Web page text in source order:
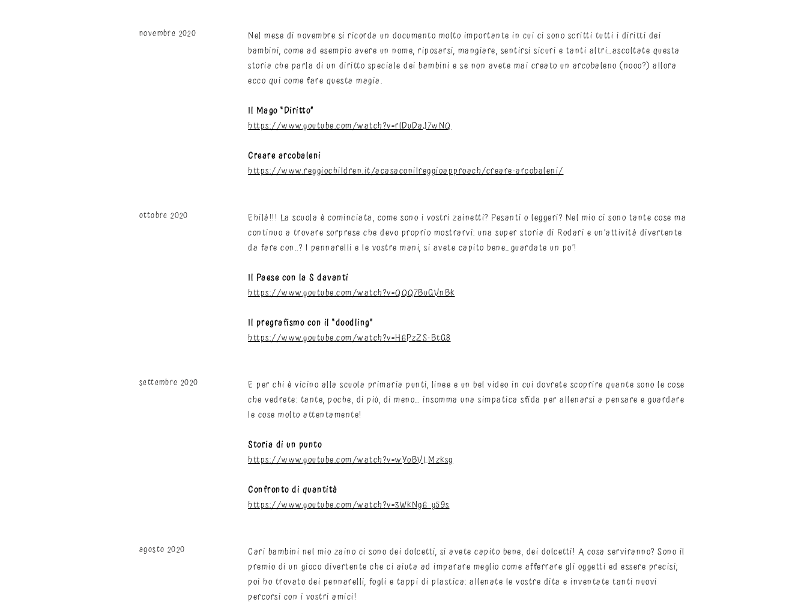
novembre 2020
Nel mese di novembre si ricorda un documento molto importante in cui ci sono scritti tutti i diritti dei
bambini, come ad esempio avere un nome, riposarsi, mangiare, sentirsi sicuri e tanti altri…ascoltate questa
storia che parla di un diritto speciale dei bambini e se non avete mai creato un arcobaleno (nooo?) allora
ecco qui come fare questa magia.
Il Mago “Diritto”
https://www.youtube.com/watch?v=rlDuDaJ7wNQ
Creare arcobaleni
https://www.reggiochildren.it/acasaconilreggioapproach/creare-arcobaleni/
ottobre 2020
Ehilà!!! La scuola è cominciata, come sono i vostri zainetti? Pesanti o leggeri? Nel mio ci sono tante cose ma
continuo a trovare sorprese che devo proprio mostrarvi: una super storia di Rodari e un’attività divertente
da fare con..? I pennarelli e le vostre mani, si avete capito bene…guardate un po’!
Il Paese con la S davanti
https://www.youtube.com/watch?v=QQQ7BuGVnBk
Il pregrafismo con il “doodling”
https://www.youtube.com/watch?v=H6PzZS-BtG8
settembre 2020
E per chi è vicino alla scuola primaria punti, linee e un bel video in cui dovrete scoprire quante sono le cose
che vedrete: tante, poche, di più, di meno… insomma una simpatica sfida per allenarsi a pensare e guardare
le cose molto attentamente!​
Storia di un punto
https://www.youtube.com/watch?v=wYoBVLMzksg
Confronto di quantità
https://www.youtube.com/watch?v=3WkNg6_y59s
agosto 2020
Cari bambini nel mio zaino ci sono dei dolcetti, si avete capito bene, dei dolcetti! A cosa serviranno? Sono il
premio di un gioco divertente che ci aiuta ad imparare meglio come afferrare gli oggetti ed essere precisi;
poi ho trovato dei pennarelli, fogli e tappi di plastica: allenate le vostre dita e inventate tanti nuovi
percorsi con i vostri amici!​